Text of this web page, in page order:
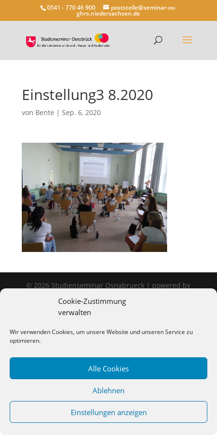
Cookie-Zustimmung
verwalten
Wir verwenden Cookies, um unsere Website und unseren Service zu
optimieren.
Alle Cookies
Ablehnen
Einstellungen anzeigen
0541 - 770 46 900 poststelle@seminar-os-
ghrs.niedersachsen.de
Einstellung3 8.2020
von Bente | Sep. 6, 2020
© 2026 Studienseminar Osnabrueck | powered by
wordpress